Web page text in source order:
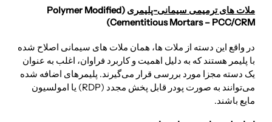
ملات های ترمیمی سیمانی-پلیمری (Polymer Modified
Cementitious Mortars – PCC/CRM)
در واقع این دسته از ملات ها، همان ملات های سیمانی اصلاح شده
با پلیمر هستند که به دلیل اهمیت و کاربرد فراوان، اغلب به عنوان
یک دسته مجزا مورد بررسی قرار می‌گیرند. پلیمرهای اضافه شده
می‌توانند به صورت پودر قابل پخش مجدد (RDP) یا امولسیون
مایع باشند.